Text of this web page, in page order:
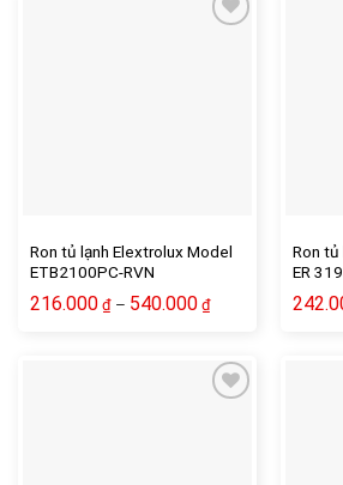
Ron tủ lạnh Elextrolux Model
ETB2100PC-RVN
216.000 ₫– 540.000 ₫
Ron tủ
ER